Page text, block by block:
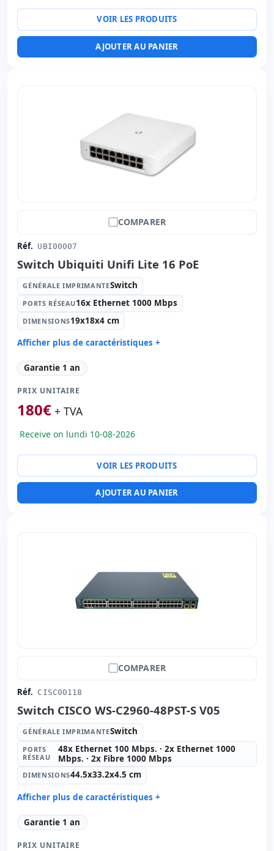
VOIR LES PRODUITS
AJOUTER AU PANIER
COMPARER
Réf. UBI00007
Switch Ubiquiti Unifi Lite 16 PoE
GÉNÉRALE IMPRIMANTESwitch
PORTS RÉSEAU16x Ethernet 1000 Mbps
DIMENSIONS19x18x4 cm
Afficher plus de caractéristiques +
Générale imprimante:
Ports réseau: 16x Ethernet 1000 Mbps.
Dimensions:
Poids: 1.00 Kg.
Garantie 1 an
PRIX UNITAIRE
180€ + TVA
Receive on lundi 10-08-2026
VOIR LES PRODUITS
AJOUTER AU PANIER
COMPARER
Réf. CISC00118
Switch CISCO WS-C2960-48PST-S V05
GÉNÉRALE IMPRIMANTESwitch
PORTS
RÉSEAU
48x Ethernet 100 Mbps. · 2x Ethernet 1000
Mbps. · 2x Fibre 1000 Mbps
DIMENSIONS44.5x33.2x4.5 cm
Afficher plus de caractéristiques +
Générale imprimante:
Ports réseau: 48x Ethernet 100 Mbps. · 2x Ethernet
1000 Mbps. · 2x Fibre 1000 Mbps.
Garantie 1 an
PRIX UNITAIRE